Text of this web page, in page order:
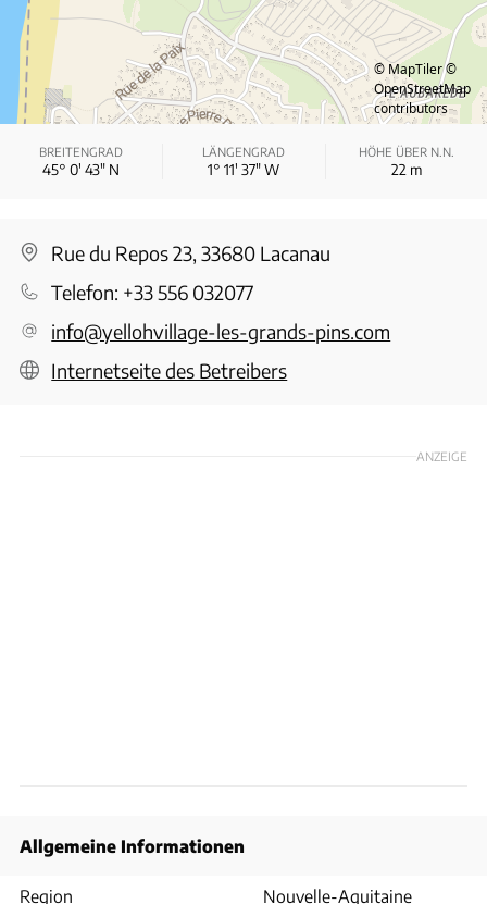
© MapTiler©
OpenStreetMap
contributors
BREITENGRAD
45° 0′ 43″ N
LÄNGENGRAD
1° 11′ 37″ W
HÖHE ÜBER N.N.
22 m
Rue du Repos 23, 33680 Lacanau
Telefon: +33 556 032077
info@yellohvillage-les-grands-pins.com
Internetseite des Betreibers
ANZEIGE
Allgemeine Informationen
Region Nouvelle-Aquitaine